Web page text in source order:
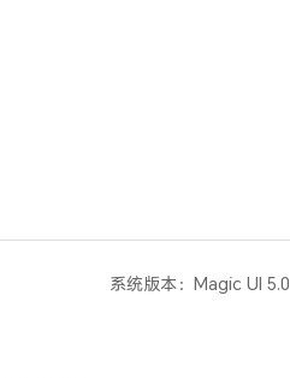
系统版本：Magic UI 5.0